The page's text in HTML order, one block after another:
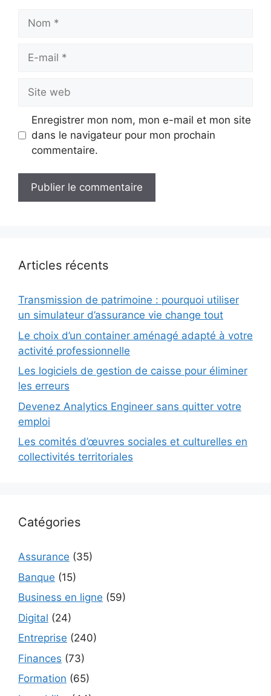
mail
web
Enregistrer mon nom, mon e-mail et mon site
dans le navigateur pour mon prochain
commentaire.
Articles récents
Transmission de patrimoine : pourquoi utiliser
un simulateur d’assurance vie change tout
Le choix d’un container aménagé adapté à votre
activité professionnelle
Les logiciels de gestion de caisse pour éliminer
les erreurs
Devenez Analytics Engineer sans quitter votre
emploi
Les comités d’œuvres sociales et culturelles en
collectivités territoriales
Catégories
Assurance (35)
Banque (15)
Business en ligne (59)
Digital (24)
Entreprise (240)
Finances (73)
Formation (65)